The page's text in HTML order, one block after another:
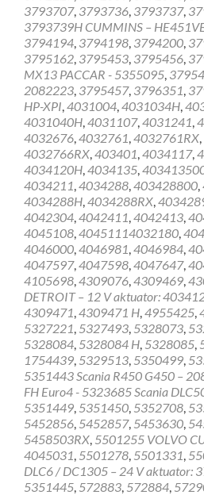
3793707, 3793736, 3793737,
3793739H CUMMINS –
3794194, 3794198, 3794200,
3795162, 3795453, 3795456,
MX13 PACCAR - 5355095,
2082223, 3795457, 3796351,
HP-XPI,4031004,4031034H,
4031040H,4031107,4031241,
4032676,4032761,4032761RX,
4032766RX,403401,4034117,
4034120H,4034135,
4034211,4034288,403428800,
4034288H,4034288RX,
4042304,4042411,4042413,
4045108,40451114032180,
4046000,4046981,4046984,
4047597,4047598,4047647,
4105698,4309076,4309469,
DETROIT – 12 V aktuator:
4309471,4309471 H,4955425,
5327221, 5327493, 5328073,
5328084, 5328084 H, 5328085,
1754439, 5329513, 5350499,
5351443 Scania R450 G450 –
FH Euro4 - 5323685 Scania
5351449, 5351450, 5352708,
5452856, 5452857, 5453630,
5458503RX, 5501255 VOLVO
4045031, 5501278, 5501331,
DLC6 / DC1305 – 24 V aktuator:
5351445, 572883, 572884,